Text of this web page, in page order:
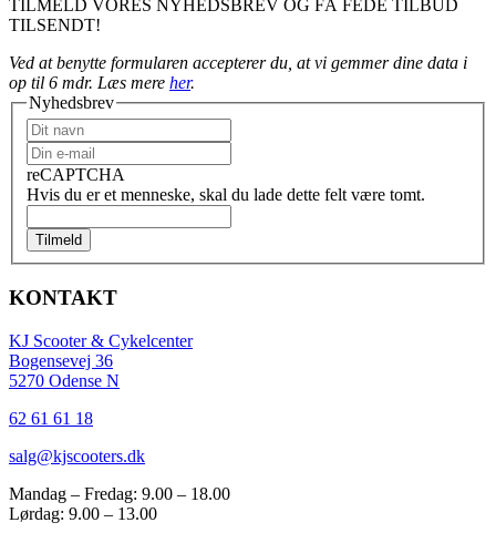
TILMELD VORES NYHEDSBREV OG FÅ FEDE TILBUD
TILSENDT!
Ved at benytte formularen accepterer du, at vi gemmer dine data i
op til 6 mdr. Læs mere her.
Nyhedsbrev
reCAPTCHA
Hvis du er et menneske, skal du lade dette felt være tomt.
Tilmeld
KONTAKT
KJ Scooter & Cykelcenter
Bogensevej 36
5270 Odense N
62 61 61 18
salg@kjscooters.dk
Mandag – Fredag: 9.00 – 18.00
Lørdag: 9.00 – 13.00